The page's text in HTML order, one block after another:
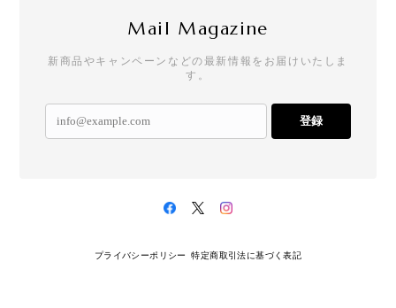
Mail Magazine
新商品やキャンペーンなどの最新情報をお届けいたしま
す。
登録
プライバシーポリシー 特定商取引法に基づく表記